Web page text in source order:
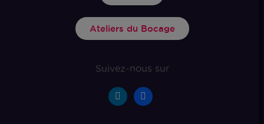
Ateliers du Bocage
Suivez-nous sur